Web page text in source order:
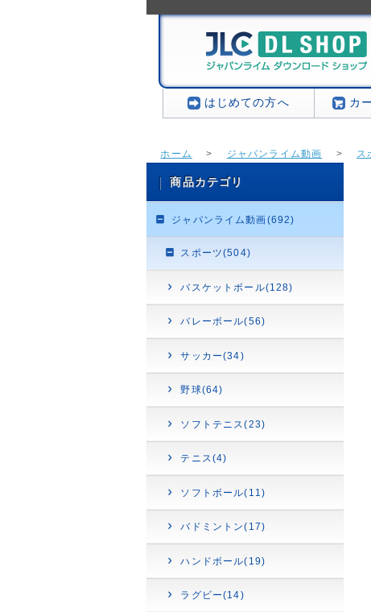
はじめての方へ カ
ホーム > ジャパンライム動画 > ス
商品カテゴリ
ジャパンライム動画(692)
スポーツ(504)
バスケットボール(128)
バレーボール(56)
サッカー(34)
野球(64)
ソフトテニス(23)
テニス(4)
ソフトボール(11)
バドミントン(17)
ハンドボール(19)
ラグビー(14)